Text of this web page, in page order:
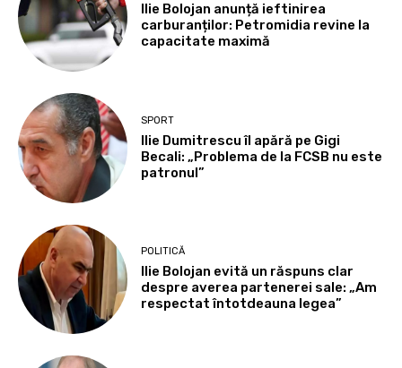
Ilie Bolojan anunță ieftinirea
carburanților: Petromidia revine la
capacitate maximă
SPORT
Ilie Dumitrescu îl apără pe Gigi
Becali: „Problema de la FCSB nu este
patronul”
POLITICĂ
Ilie Bolojan evită un răspuns clar
despre averea partenerei sale: „Am
respectat întotdeauna legea”